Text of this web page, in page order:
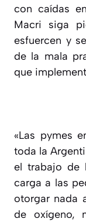
con caídas
Macri siga
esfuercen y
de la mala
que
«Las pymes
toda la
el trabajo de
carga a las
otorgar nada
de oxígeno,